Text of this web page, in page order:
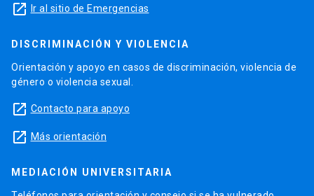
launch Ir al sitio de Emergencias
DISCRIMINACIÓN Y VIOLENCIA
Orientación y apoyo en casos de discriminación, violencia de
género o violencia sexual.
launch Contacto para apoyo
launch Más orientación
MEDIACIÓN UNIVERSITARIA